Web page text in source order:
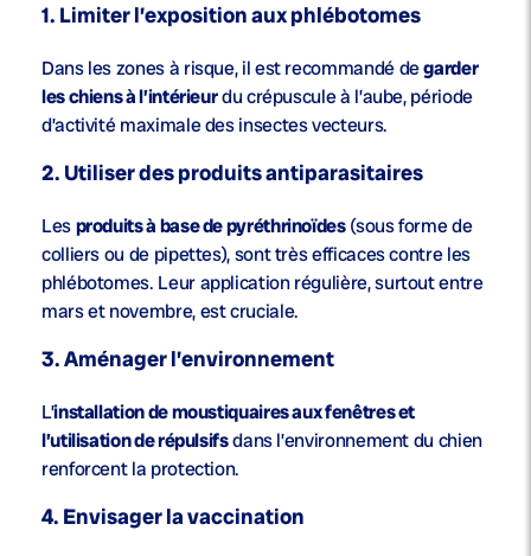
1. Limiter l’exposition aux phlébotomes
Dans les zones à risque, il est recommandé degarder
les chiens à l’intérieurdu crépuscule à l’aube, période
d’activité maximale des insectes vecteurs.
2. Utiliser des produits antiparasitaires
Lesproduits à base de pyréthrinoïdes(sous forme de
colliers ou de pipettes), sont très efficaces contre les
phlébotomes. Leur application régulière, surtout entre
mars et novembre, est cruciale.
3. Aménager l’environnement
L’installation de moustiquaires aux fenêtres et
l’utilisation de répulsifsdans l’environnement du chien
renforcent la protection.
4. Envisager la vaccination